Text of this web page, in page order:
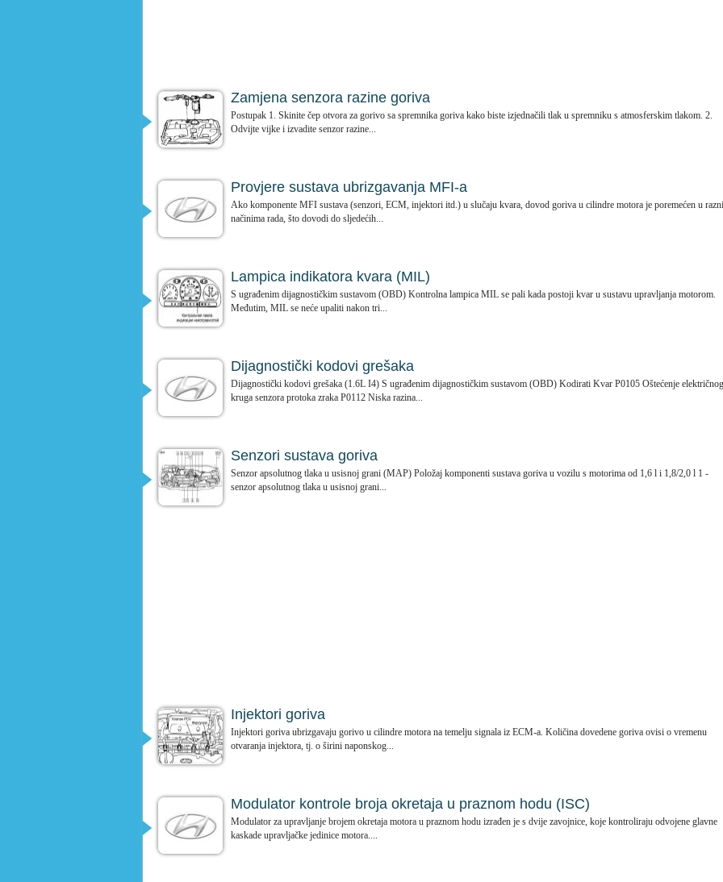
Zamjena senzora razine goriva
Postupak 1. Skinite čep otvora za gorivo sa spremnika goriva kako biste izjednačili tlak u spremniku s atmosferskim tlakom. 2.
Odvijte vijke i izvadite senzor razine...
Provjere sustava ubrizgavanja MFI-a
Ako komponente MFI sustava (senzori, ECM, injektori itd.) u slučaju kvara, dovod goriva u cilindre motora je poremećen u
načinima rada, što dovodi do sljedećih...
Lampica indikatora kvara (MIL)
S ugrađenim dijagnostičkim sustavom (OBD) Kontrolna lampica MIL se pali kada postoji kvar u sustavu upravljanja motorom.
Međutim, MIL se neće upaliti nakon tri...
Dijagnostički kodovi grešaka
Dijagnostički kodovi grešaka (1.6L I4) S ugrađenim dijagnostičkim sustavom (OBD) Kodirati Kvar P0105 Oštećenje električnog
kruga senzora protoka zraka P0112 Niska razina...
Senzori sustava goriva
Senzor apsolutnog tlaka u usisnoj grani (MAP) Položaj komponenti sustava goriva u vozilu s motorima od 1,6 l i 1,8/2,0 l 1 -
senzor apsolutnog tlaka u usisnoj grani...
Injektori goriva
Injektori goriva ubrizgavaju gorivo u cilindre motora na temelju signala iz ECM-a. Količina dovedene goriva ovisi o vremenu
otvaranja injektora, tj. o širini naponskog...
Modulator kontrole broja okretaja u praznom hodu (ISC)
Modulator za upravljanje brojem okretaja motora u praznom hodu izrađen je s dvije zavojnice, koje kontroliraju odvojene glavne
kaskade upravljačke jedinice motora....